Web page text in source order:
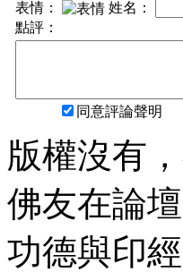
表情： 姓名：
點評：
同意評論聲明
版權沒有
佛友在論
功德與印經